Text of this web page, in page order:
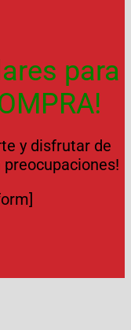
para
y disfrutar de